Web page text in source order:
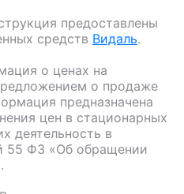
предоставлены
средств Видаль.
о ценах на
о продаже
предназначена
цен в стационарных
деятельность в
55 ФЗ «Об обращении